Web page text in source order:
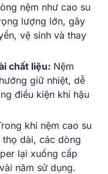
nệm như cao su
lượng lớn, gây
vệ sinh và thay
chất liệu: Nệm
giữ nhiệt, dễ
điều kiện khí hậu
khi nệm cao su
dài, các dòng
lại xuống cấp
năm sử dụng.